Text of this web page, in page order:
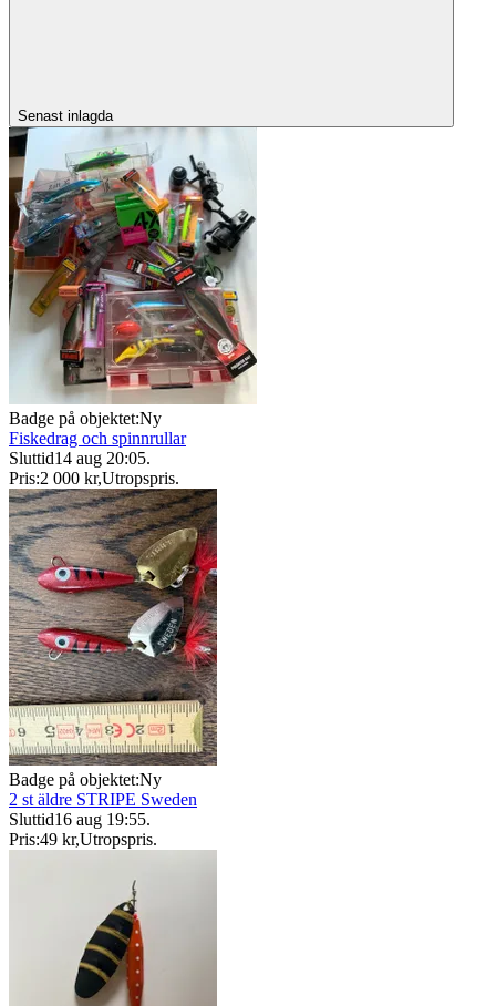
Senast inlagda
Badge på objektet:Ny
Fiskedrag och spinnrullar
Sluttid14 aug 20:05.
Pris:2 000 kr,Utropspris.
Badge på objektet:Ny
2 st äldre STRIPE Sweden
Sluttid16 aug 19:55.
Pris:49 kr,Utropspris.